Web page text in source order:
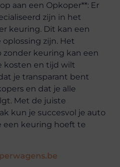
aan een Opkoper**: Er
zijn in het
keuring. Dit kan een
zijn. Het
keuring kan een
kosten en tijd wilt
je transparant bent
en dat je alle
Met de juiste
kun je succesvol je auto
een keuring hoeft te